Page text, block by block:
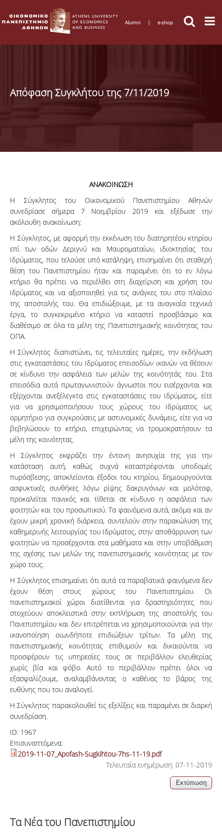
Alumni | e-shop
Απόφαση Συγκλήτου της 7/11/2019
ΑΝΑΚΟΙΝΩΣΗ
Η Σύγκλητος του Οικονομικού Πανεπιστημίου Αθηνών
συνεδρίασε σήμερα 7 Νοεμβρίου 2019 και εξέδωσε την
ακόλουθη ανακοίνωση:
Η Σύγκλητος, με αφορμή την εκκένωση του διατηρητέου κτηρίου
επί των οδών Δεριγνύ και Μαυροματαίων, ιδιοκτησίας του
Ιδρύματος, που τελούσε υπό κατάληψη, επισημαίνει ότι σταθερή
θέση του Πανεπιστημίου ήταν και παραμένει ότι το εν λόγω
κτήριο θα πρέπει να περιέλθει στη διαχείριση και χρήση του
Ιδρύματος και να αξιοποιηθεί για τις ανάγκες του στο πλαίσιο
της αποστολής του. Θα επιδιώξουμε, με τα αναγκαία τεχνικά
έργα, το συγκεκριμένο κτήριο να καταστεί προσβάσιμο και
διαθέσιμο σε όλα τα μέλη της Πανεπιστημιακής κοινότητας του
ΟΠΑ.
Η Σύγκλητος διαπιστώνει, τις τελευταίες ημέρες, την εκδήλωση
στις εγκαταστάσεις του Ιδρύματος επεισοδίων ικανών να θέσουν
σε κίνδυνο την ασφάλεια των μελών της κοινότητάς του. Στα
επεισόδια αυτά πρωταγωνιστούν άγνωστοι που εισέρχονται και
εξέρχονται ανεξέλεγκτα στις εγκαταστάσεις του Ιδρύματος, είτε
για να χρησιμοποιήσουν τους χώρους του Ιδρύματος ως
ορμητήριο για συγκρούσεις με αστυνομικές δυνάμεις, είτε για να
βεβηλώσουν το κτήριο, επιχειρώντας να τρομοκρατήσουν τα
μέλη της κοινότητας.
Η Σύγκλητος εκφράζει την έντονη ανησυχία της για την
κατάσταση αυτή, καθώς συχνά καταστρέφονται υποδομές
πυρόσβεσης, αποκλείονται έξοδοι του κτηρίου, δημιουργούνται
ασφυκτικές συνθήκες λόγω ρίψης δακρυγόνων και μολότοφ,
προκαλείται πανικός και τίθεται σε κίνδυνο η ασφάλεια των
φοιτητών και του προσωπικού. Τα φαινόμενα αυτά, ακόμα και αν
έχουν μικρή χρονική διάρκεια, συντελούν στην παρακώλυση της
καθημερινής λειτουργίας του Ιδρύματος, στην αποθάρρυνση των
φοιτητών να προσέρχονται στα μαθήματα και στην υποβάθμιση
της σχέσης των μελών της πανεπιστημιακής κοινότητας με τον
χώρο τους.
Η Σύγκλητος επισημαίνει ότι αυτά τα παραβατικά φαινόμενα δεν
έχουν θέση στους χώρους του Πανεπιστημίου. Οι
πανεπιστημιακοί χώροι διατίθενται για δραστηριότητες που
στοχεύουν αποκλειστικά στην εκπλήρωση της αποστολής του
Πανεπιστημίου και δεν επιτρέπεται να χρησιμοποιούνται για την
ικανοποίηση οιωνδήποτε επιδιώξεων τρίτων. Τα μέλη της
πανεπιστημιακής κοινότητας επιθυμούν και δικαιούνται να
προσφέρουν τις υπηρεσίες τους σε περιβάλλον ελευθερίας
χωρίς βία και φόβο. Αυτό το περιβάλλον πρέπει όλοι να
εξασφαλίζουμε, αναλαμβάνοντας ο καθένας το βάρος της
ευθύνης που του αναλογεί.
Η Σύγκλητος παρακολουθεί τις εξελίξεις και παραμένει σε διαρκή
συνεδρίαση.
ID: 1967
Επισυναπτόμενα:
2019-11-07_Apofash-Sugklhtou-7hs-11-19.pdf
Τελευταία ενημέρωση: 07-11-2019
Τα Νέα του Πανεπιστημίου